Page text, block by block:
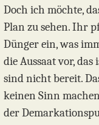
Doch ich möchte,
Plan zu sehen. Ihr
Dünger ein, was
die Aussaat vor,
sind nicht bereit.
keinen Sinn
der